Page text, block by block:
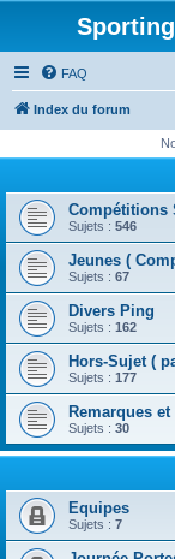
FAQ
Index du forum
Compétitions
Sujets : 546
Jeunes (
Sujets : 67
Divers Ping
Sujets : 162
Hors-Sujet (
Sujets : 177
Remarques
Sujets : 30
Equipes
Sujets : 7